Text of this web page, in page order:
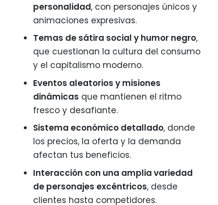
personalidad, con personajes únicos y
animaciones expresivas.
Temas de sátira social y humor negro,
que cuestionan la cultura del consumo
y el capitalismo moderno.
Eventos aleatorios y misiones
dinámicas que mantienen el ritmo
fresco y desafiante.
Sistema económico detallado, donde
los precios, la oferta y la demanda
afectan tus beneficios.
Interacción con una amplia variedad
de personajes excéntricos, desde
clientes hasta competidores.